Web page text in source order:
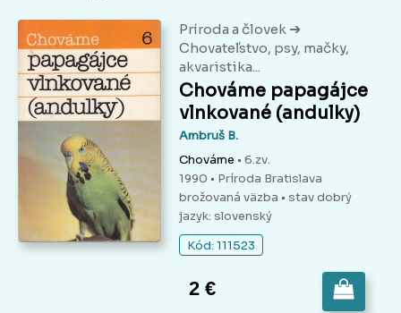
Príroda a človek ➔
Chovateľstvo, psy, mačky,
akvaristika...
Chováme papagájce
vlnkované (andulky)
Ambruš B.
Chováme • 6.zv.
1990 • Príroda Bratislava
brožovaná väzba • stav dobrý
jazyk: slovenský
Kód: 111523
2 €